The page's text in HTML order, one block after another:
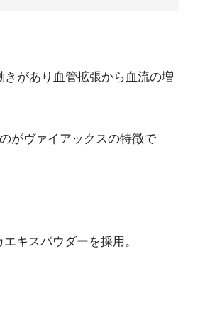
があり血管拡張から血流の増
がヴァイアックスの特徴で
キスパウダーを採用。